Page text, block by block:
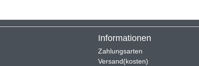
Informationen
Zahlungsarten
Versand(kosten)